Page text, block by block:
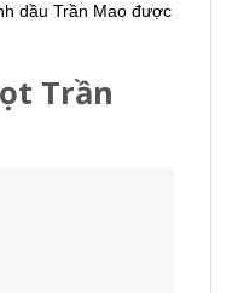
dầu Trần Mao được
Trần